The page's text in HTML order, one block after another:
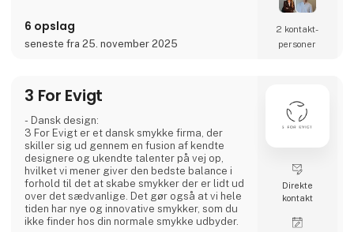
gennemsigtighed og ærlighed er centrale
værdier.
6 opslag
seneste fra 25. november 2025
2 kontakt­
personer
3 For Evigt
- Dansk design:
3 For Evigt er et dansk smykke firma, der
skiller sig ud gennem en fusion af kendte
designere og ukendte talenter på vej op,
hvilket vi mener giver den bedste balance i
forhold til det at skabe smykker der er lidt ud
over det sædvanlige. Det gør også at vi hele
tiden har nye og innovative smykker, som du
ikke finder hos din normale smykke udbyder.
Direkte
kontakt